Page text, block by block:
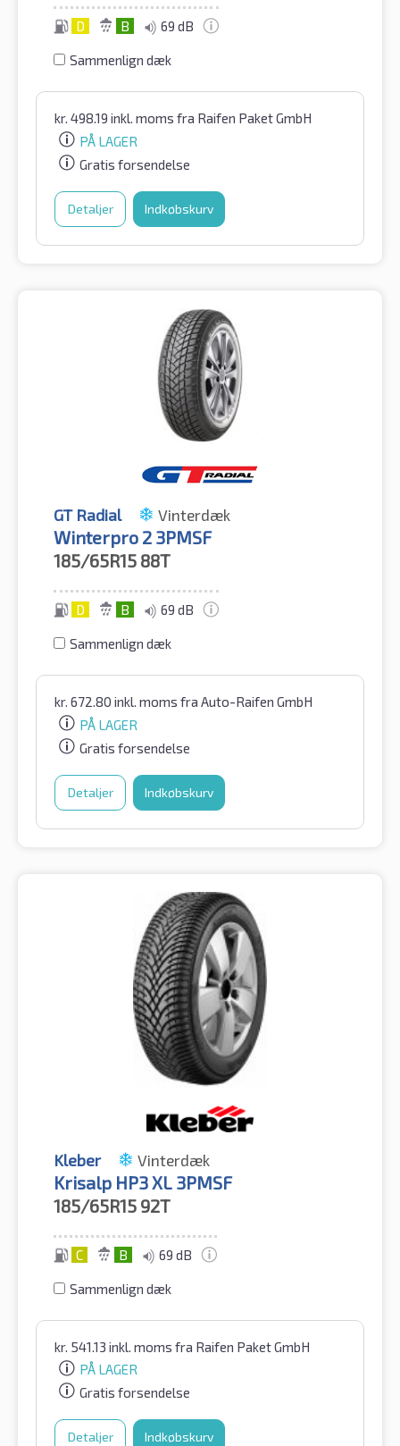
D B 69 dB
Sammenlign dæk
kr. 498.19 inkl. moms fra Raifen Paket GmbH
PÅ LAGER
Gratis forsendelse
Detaljer Indkøbskurv
GT Radial Vinterdæk
Winterpro 2 3PMSF
185/65R15 88T
D B 69 dB
Sammenlign dæk
kr. 672.80 inkl. moms fra Auto-Raifen GmbH
PÅ LAGER
Gratis forsendelse
Detaljer Indkøbskurv
Kleber Vinterdæk
Krisalp HP3 XL 3PMSF
185/65R15 92T
C B 69 dB
Sammenlign dæk
kr. 541.13 inkl. moms fra Raifen Paket GmbH
PÅ LAGER
Gratis forsendelse
Detaljer Indkøbskurv